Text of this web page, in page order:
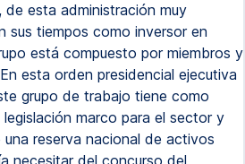
esta administración muy
sus tiempos como inversor en
está compuesto por miembros y
esta orden presidencial ejecutiva
grupo de trabajo tiene como
marco para el sector y
reserva nacional de activos
necesitar del concurso del